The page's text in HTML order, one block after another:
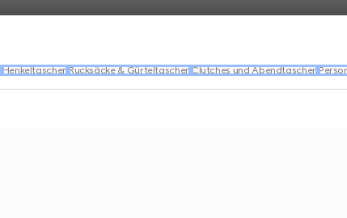
Henkeltaschen Rucksäcke & Gürteltaschen Clutches und Abendtaschen